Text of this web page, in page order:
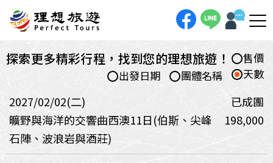
探索更多精彩行程，找到您的理想旅遊！
售價
天數
團體名稱
出發日期
2027/02/02(二)
已成團
曠野與海洋的交響曲西澳11日(伯斯、尖峰
石陣、波浪岩與酒莊)
198,000